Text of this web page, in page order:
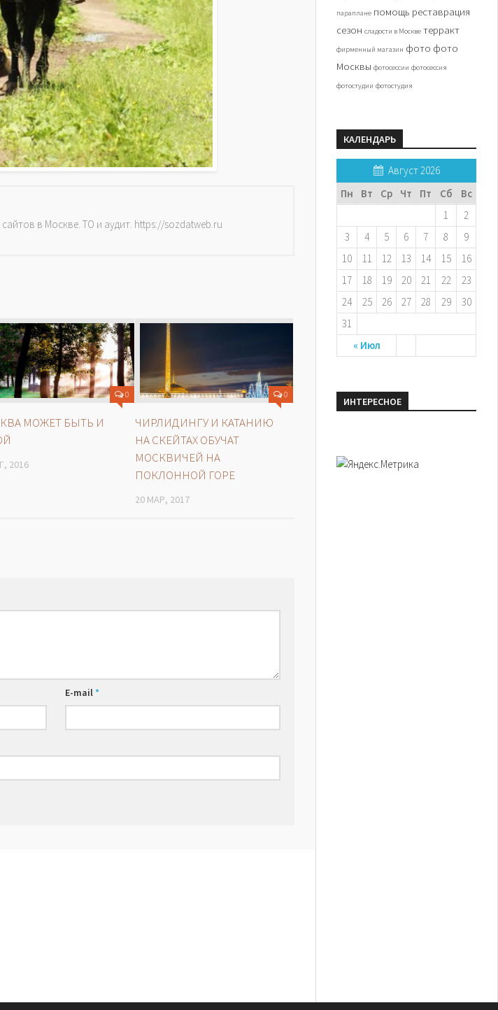
в Москве. ТО и аудит. https://sozdatweb.ru
0
МОЖЕТ БЫТЬ И
2016
0
ЧИРЛИДИНГУ И КАТАНИЮ
НА СКЕЙТАХ ОБУЧАТ
МОСКВИЧЕЙ НА
ПОКЛОННОЙ ГОРЕ
20 МАР, 2017
E-mail*
параплане помощь реставрация
сезон сладости в Москве терракт
фирменный магазин фото фото
Москвы фотосессии фотосессия
фотостудии фотостудия
КАЛЕНДАРЬ
Август 2026
Пн
Вт Ср Чт Пт Сб Вс
« Июл
1
2
3
4 5 6 7 8
9
10
11 12 13 14 15
16
17
18 19 20 21 22
23
24
25 26 27 28 29
30
31
ИНТЕРЕСНОЕ